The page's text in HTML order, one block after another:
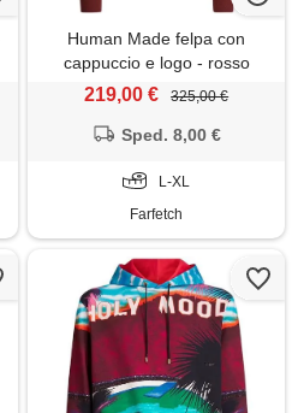
Human Made felpa con
cappuccio e logo - rosso
219,00 € 325,00 €
Sped. 8,00 €
L-XL
Farfetch